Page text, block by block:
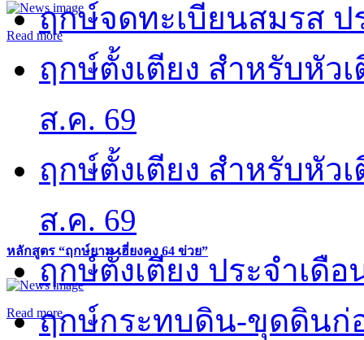
Read more
หลักสูตร “ฤกษ์ยาม เฮี่ยงคง 64 ข่วย”
Read more
ฤกษ์จดทะเบียนสมรส ป
ฤกษ์ตั้งเตียง สำหรับหัว
ส.ค. 69
ฤกษ์ตั้งเตียง สำหรับหัว
ส.ค. 69
ฤกษ์ตั้งเตียง ประจำเดือ
ฤกษ์กระทบดิน-ขุดดินก่